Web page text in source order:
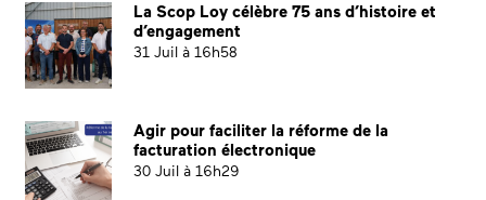
La Scop Loy célèbre 75 ans d’histoire et
d’engagement
31 Juil à 16h58
Agir pour faciliter la réforme de la
facturation électronique
30 Juil à 16h29